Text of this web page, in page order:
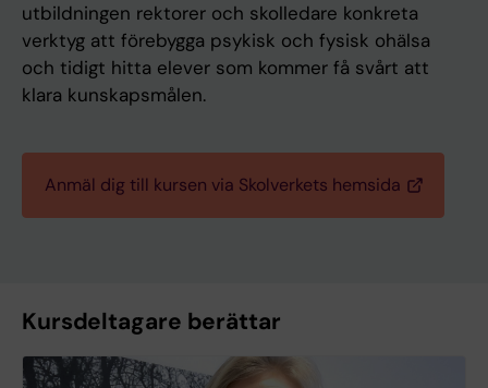
utbildningen rektorer och skolledare konkreta
verktyg att förebygga psykisk och fysisk ohälsa
och tidigt hitta elever som kommer få svårt att
klara kunskapsmålen.
Anmäl dig till kursen via Skolverkets hemsida
Kursdeltagare berättar